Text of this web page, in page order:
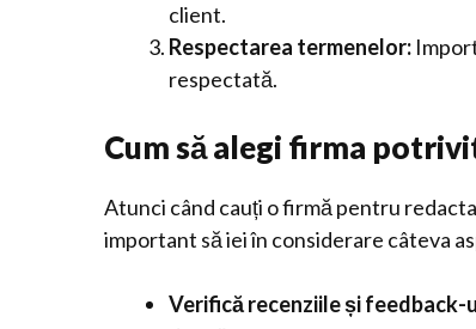
client.
Respectarea termenelor:
respectată.
Cum să alegi firma
Atunci când cauți o firmă pentru
important să iei în considerare câteva
Verifică recenziile și feedback-